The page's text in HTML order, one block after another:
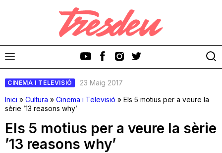
Discos
CINEMA I TELEVISIÓ
23 Maig 2017
Inici » Cultura » Cinema i Televisió » Els 5 motius per a veure la
sèrie ’13 reasons why’
Els 5 motius per a veure la sèrie
’13 reasons why’